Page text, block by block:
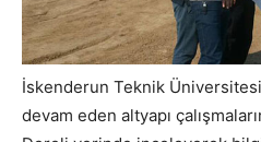
İskenderun Teknik
devam eden altyapı